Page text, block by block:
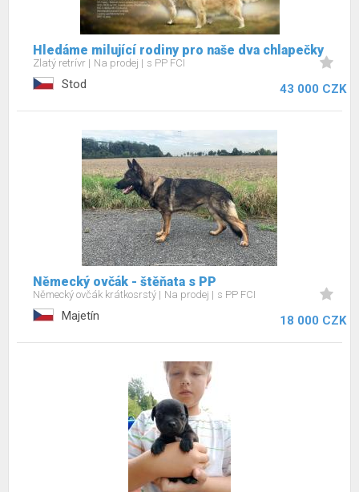
Hledáme milující rodiny pro naše dva chlapečky
Zlatý retrívr Na prodej s PP FCI
Stod 43 000 CZK
Německý ovčák - štěňata s PP
Německý ovčák krátkosrstý Na prodej s PP FCI
Majetín 18 000 CZK